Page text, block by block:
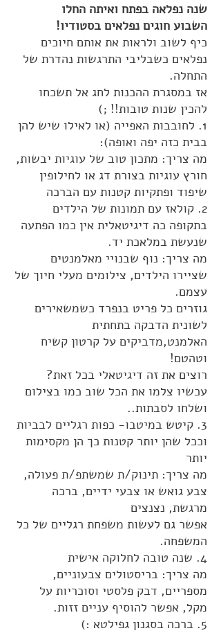
שנה נפלאה בפתח ואיתה החלו
השבוע חוגים נפלאים בסטודיו!
כיף לשוב ולראות את אותם חיוכים
נפלאים כשבליבי התרגשות נהדרת של
התחלה.
אז במסגרת ההכנות לחג אל תשכחו
להכין שנות טובות!! ;)
1. לחובבות האפייה (או לאילו שיש להן
בבית כזה יפה ואופה):
מה צריך: מתכון טוב של עוגיות יבשות,
חורץ עוגיות בצורת דג או לחילופין
שיפוד ופתקיות קטנות עם הברכה
2. קולאז עם תמונות של הילדים
בתקופה כה דיגיטאלית אין כמו הפתעה
שנעשת במלאכת יד.
מה צריך: נוף שבנויי מאלמנטים
שציירו הילדים, צילומים מעלי חיוך של
עצמם.
גוזרים כל פריט בנפרד כשמשאירים
לשונית הדבקה בתחתית
האלמנט,מדביקים על קרטון קשיח
וטהטם!
רוצים את זה דיגיטאלי בכל זאת?
עכשיו צלמו את הכל שוב כמו בצילום
ושלחו לסבתות..
3. קיטש במיטבו- כפות רגליים לבביות
וככל שהן יותר קטנות כך הן מקסימות
יותר
מה צריך: תינוק/ת שמשתפ/ת פעולה,
צבע גואש או צבעי ידיים, ברכה
מרגשת, נצנצים
אפשר גם לעשות משפחת רגליים של כל
המשפחה.
4. שנה טובה לחלוקה אישית
מה צריך: בריסטולים צבעוניים,
מספריים, דבק פלסטי וסוכריות על
מקל, אפשר להוסיף עניים זזות.
5. ברכה בסגנון גפילטא :)